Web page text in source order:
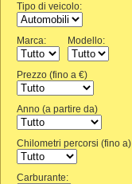
Tipo di veicolo:
Marca: Modello:
Prezzo (fino a €)
Anno (a partire da)
Chilometri percorsi (fino a)
Carburante: